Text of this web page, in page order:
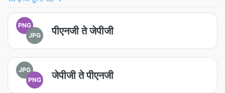
PNG
JPG
पीएनजी ते जेपीजी
JPG
PNG
जेपीजी ते पीएनजी